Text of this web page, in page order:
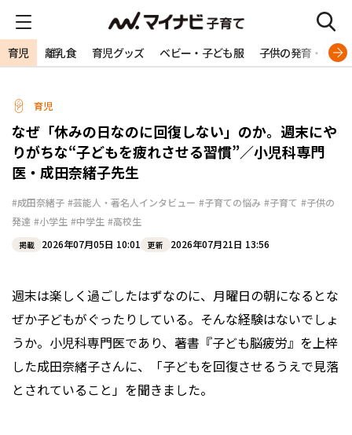
育児 離乳食 育児グッズ ベビー・子ども服 子供の発育・発達
育児
なぜ「休みの日なのに回復しない」のか。週末にや
りがちな“子どもを疲れさせる習慣”／小児科専門
医・成田奈緒子先生
#成田奈緒子 #芸能人・著名人インタビュー #子育ての悩み #子育て #子供の
発達 #小学生 #中学生 #高校生
掲載 2026年07月05日 10:01 更新 2026年07月21日 13:56
週末は楽しく過ごしたはずなのに、月曜日の朝になるとな
ぜか子どもがぐったりしている。そんな経験はないでしょ
うか。小児科専門医であり、著書『子ども脳疲労』を上梓
した成田奈緒子さんに、「子どもを回復させるうえで見落
とされていること」を聞きました。